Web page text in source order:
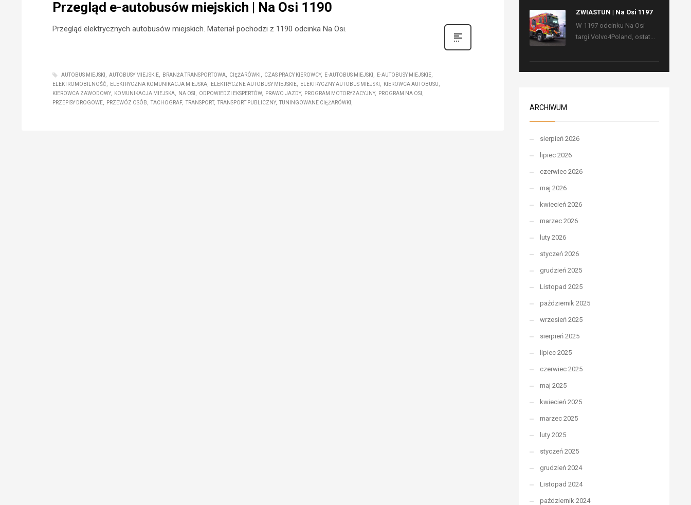
Przegląd e-autobusów miejskich | Na Osi 1190
Przegląd elektrycznych autobusów miejskich. Materiał pochodzi z 1190 odcinka Na Osi.
AUTOBUS MIEJSKI AUTOBUSY MIEJSKIE BRANŻA TRANSPORTOWA CIĘŻARÓWKI CZAS PRACY KIEROWCY E-AUTOBUS MIEJSKI
E-AUTOBUSY MIEJSKIE
ELEKTROMOBILNOŚĆ
ELEKTRYCZNA KOMUNIKACJA MIEJSKA ELEKTRYCZNE AUTOBUSY MIEJSKIE ELEKTRYCZNY AUTOBUS MIEJSKI
KIEROWCA AUTOBUSU
KIEROWCA ZAWODOWY
KOMUNIKACJA MIEJSKA NA OSI ODPOWIEDZI EKSPERTÓW PRAWO JAZDY PROGRAM MOTORYZACYJNY
PROGRAM NA OSI
PRZEPISY DROGOWE
PRZEWÓZ OSÓB TACHOGRAF TRANSPORT TRANSPORT PUBLICZNY TUNINGOWANE CIĘŻARÓWKI
ZWIASTUN | Na Osi 1197
W 1197 odcinku Na Osi
targi Volvo4Poland, ostat...
ARCHIWUM
sierpień 2026
lipiec 2026
czerwiec 2026
maj 2026
kwiecień 2026
marzec 2026
luty 2026
styczeń 2026
grudzień 2025
Listopad 2025
październik 2025
wrzesień 2025
sierpień 2025
lipiec 2025
czerwiec 2025
maj 2025
kwiecień 2025
marzec 2025
luty 2025
styczeń 2025
grudzień 2024
Listopad 2024
październik 2024